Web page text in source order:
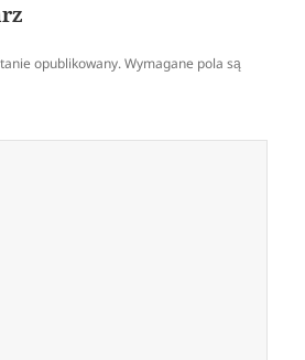
opublikowany. Wymagane pola są